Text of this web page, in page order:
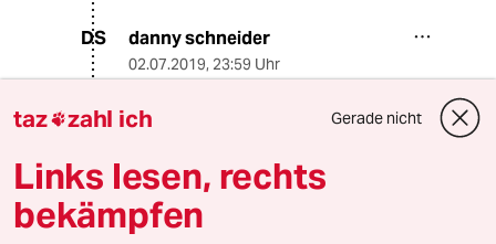
DS danny schneider
02.07.2019, 23:59 Uhr
Blödsinn, die "einfachen" Generatoren
einen für kurze Zeit gültige TAN
erzeugen sind genau so sicher wie
QR TAN oder andere Verfahren!!!
taz zahl ich Gerade nicht
Links lesen, rechts
bekämpfen